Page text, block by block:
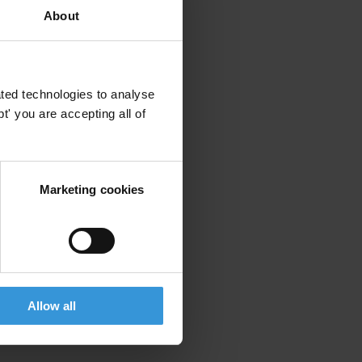
About
technologies to analyse
you are accepting all of
Marketing cookies
Allow all